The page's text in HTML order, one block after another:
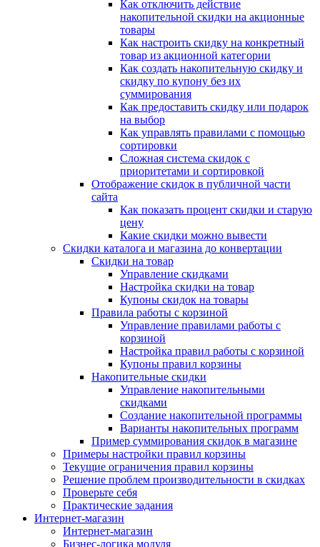
Как отключить действие
накопительной скидки на акционные
товары
Как настроить скидку на конкретный
товар из акционной категории
Как создать накопительную скидку и
скидку по купону без их
суммирования
Как предоставить скидку или подарок
на выбор
Как управлять правилами с помощью
сортировки
Сложная система скидок с
приоритетами и сортировкой
Отображение скидок в публичной части
сайта
Как показать процент скидки и старую
цену
Какие скидки можно вывести
Скидки каталога и магазина до конвертации
Скидки на товар
Управление скидками
Настройка скидки на товар
Купоны скидок на товары
Правила работы с корзиной
Управление правилами работы с
корзиной
Настройка правил работы с корзиной
Купоны правил корзины
Накопительные скидки
Управление накопительными
скидками
Создание накопительной программы
Варианты накопительных программ
Пример суммирования скидок в магазине
Примеры настройки правил корзины
Текущие ограничения правил корзины
Решение проблем производительности в скидках
Проверьте себя
Практические задания
Интернет-магазин
Интернет-магазин
Бизнес-логика модуля